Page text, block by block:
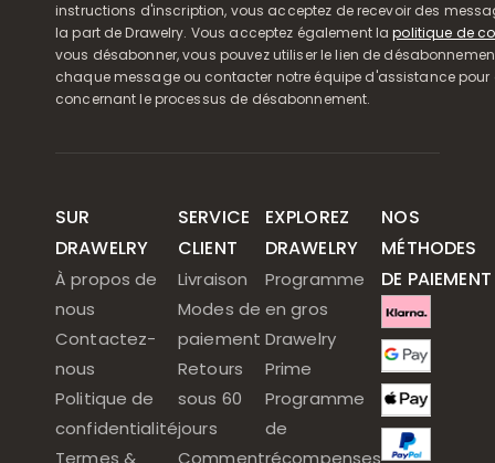
instructions d'inscription, vous acceptez de recevoir des
la part de Drawelry. Vous acceptez également lapolitique de
vous désabonner, vous pouvez utiliser le lien de
chaque message ou contacter notre équipe d'assistance pour
concernant le processus de désabonnement.
SUR
DRAWELRY
À propos de
nous
Contactez-
nous
Politique de
confidentialité
Termes &
SERVICE
CLIENT
Livraison
Modes de
paiement
Retours
sous 60
jours
Comment
EXPLOREZ
DRAWELRY
Programme
en gros
Drawelry
Prime
Programme
de
récompenses
NOS
MÉTHODES
DE PAIEMENT